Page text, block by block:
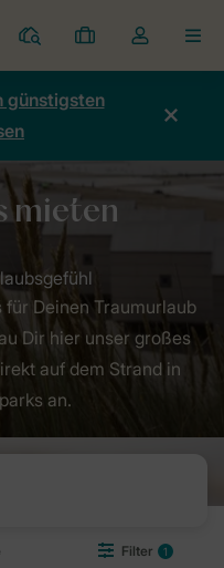
Ferienparks
Meine
Buchungen
Dropdown-
Menü
Kontos
günstigsten
Deinen Traumurlaub
Dir hier unser großes
auf dem Strand in
an.